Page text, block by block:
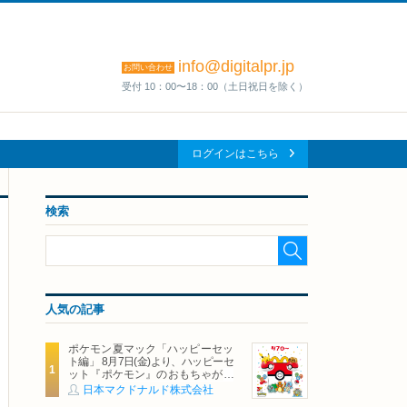
お問い合わせ info@digitalpr.jp
受付 10：00〜18：00（土日祝日を除く）
ログインはこちら
検索
人気の記事
ポケモン夏マック「ハッピーセッ
ト編」 8月7日(金)より、ハッピーセ
ット『ポケモン』のおもちゃが期
間限定登場
日本マクドナルド株式会社